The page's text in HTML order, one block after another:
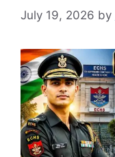
July 19, 2026 by